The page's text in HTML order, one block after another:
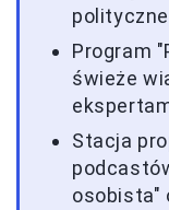
Program
świeże
Stacja
osobista"